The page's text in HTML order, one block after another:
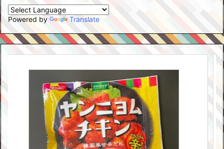
Powered by Translate